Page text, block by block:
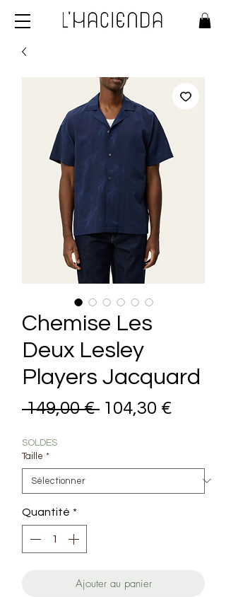
Chemise Les
Deux Lesley
Players Jacquard
149,00 € Prix original
104,30 €
SOLDES
Taille *
Quantité *
Ajouter au panier